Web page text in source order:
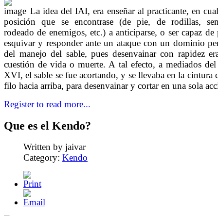
La idea del IAI, era enseñar al practicante, en
posición que se encontrase (de pie, de rodillas,
rodeado de enemigos, etc.) a anticiparse, o ser capaz de
esquivar y responder ante un ataque con un dominio
del manejo del sable, pues desenvainar con rapidez
cuestión de vida o muerte. A tal efecto, a mediados
XVI, el sable se fue acortando, y se llevaba en la cintura
filo hacia arriba, para desenvainar y cortar en una sola
Register to read more...
Que es el Kendo?
Written by jaivar
Category: Kendo